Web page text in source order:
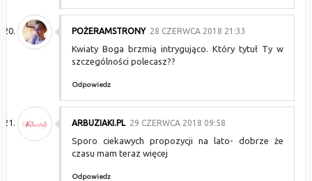
POŻERAMSTRONY 28 CZERWCA 2018 21:33
Kwiaty Boga brzmią intrygująco. Który tytuł Ty w
szczególności polecasz??
Odpowiedz
ARBUZIAKI.PL 29 CZERWCA 2018 09:58
Sporo ciekawych propozycji na lato- dobrze że
czasu mam teraz więcej
Odpowiedz